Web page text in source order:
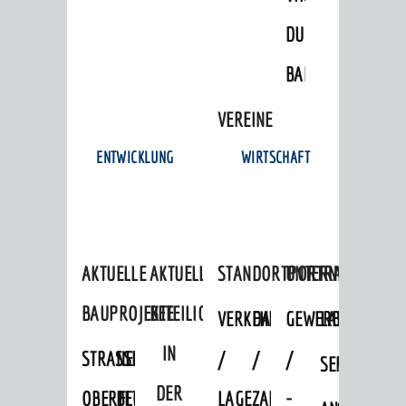
DULGER-
BAD
VEREINE
ENTWICKLUNG
AKTUELLE
BAUPROJEKTE
STRASSENBAUMASSNAHMEN OB
ERFLOCKENBACH
NEUBAU
BETRIEBSGEBÄUDE
AKTUELLE
BETEILIGUNGEN
IN
DER
WIRTSCHAFT
STANDORTPORTRAIT
VERKEHRSANBINDUNG
/
LAGE
DATEN
/
ZAHLEN
UNTERNEHMEN
GEWERBEFLÄCHEN
/
-